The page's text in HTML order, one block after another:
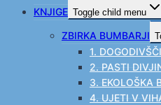
KNJIGE Toggle child menu
ZBIRKA BUMBARJI
1.
2. PASTI
3. EKOLOŠKA
4. UJETI V